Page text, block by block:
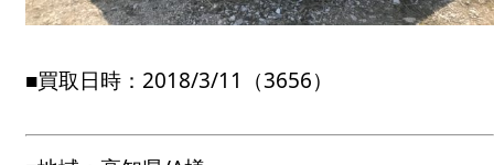
■買取日時：2018/3/11（3656）